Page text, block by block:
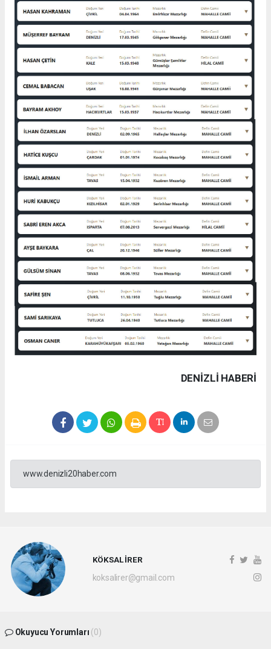
DENIZLI HABERİ
www.denizli20haber.com
KÖKSAL İRER
koksalirer@gmail.com
Okuyucu Yorumları (0)